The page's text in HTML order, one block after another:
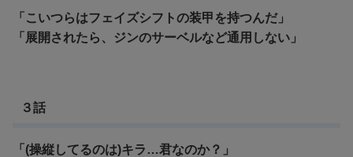
「こいつらはフェイズシフトの装甲を持つんだ」
「展開されたら、ジンのサーベルなど通用しない」
３話
「(操縦してるのは)キラ…君なのか？」